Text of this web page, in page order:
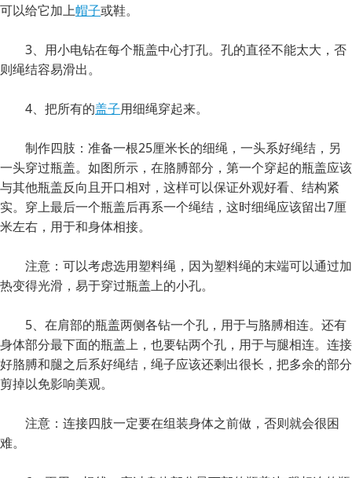
可以给它加上帽子或鞋。
3、用小电钻在每个瓶盖中心打孔。孔的直径不能太大，否
则绳结容易滑出。
4、把所有的盖子用细绳穿起来。
制作四肢：准备一根25厘米长的细绳，一头系好绳结，另
一头穿过瓶盖。如图所示，在胳膊部分，第一个穿起的瓶盖应该
与其他瓶盖反向且开口相对，这样可以保证外观好看、结构紧
实。穿上最后一个瓶盖后再系一个绳结，这时细绳应该留出7厘
米左右，用于和身体相接。
注意：可以考虑选用塑料绳，因为塑料绳的末端可以通过加
热变得光滑，易于穿过瓶盖上的小孔。
5、在肩部的瓶盖两侧各钻一个孔，用于与胳膊相连。还有
身体部分最下面的瓶盖上，也要钻两个孔，用于与腿相连。连接
好胳膊和腿之后系好绳结，绳子应该还剩出很长，把多余的部分
剪掉以免影响美观。
注意：连接四肢一定要在组装身体之前做，否则就会很困
难。